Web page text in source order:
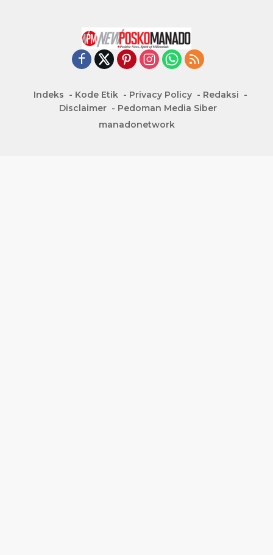
Indeks Kode Etik Privacy Policy
Redaksi
Disclaimer
Pedoman Media Siber
manadonetwork